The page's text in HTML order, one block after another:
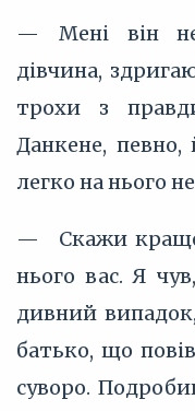
— Мені він не
дівчина,
трохи з
Данкене, певно,
легко на нього
— Скажи краще,
нього вас. Я
дивний
батько, що
суворо.